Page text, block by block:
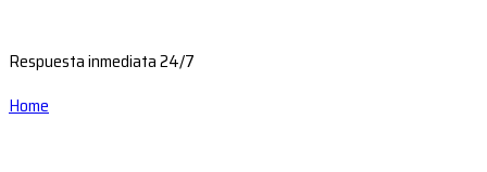
Respuesta inmediata 24/7
Home